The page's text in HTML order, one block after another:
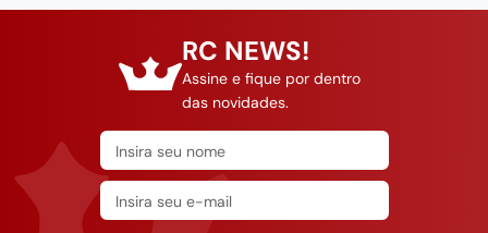
RC NEWS!
Assine e fique por dentro
das novidades.